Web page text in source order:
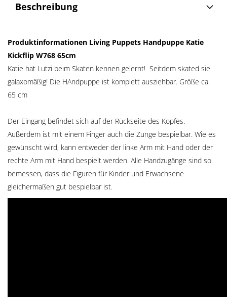
Beschreibung
Produktinformationen Living Puppets Handpuppe Katie
Kickflip W768 65cm
Katie hat Lutzi beim Skaten kennen gelernt! Seitdem skated sie
galaxomäßig! Die HAndpuppe ist komplett ausziehbar. Größe ca.
65 cm
Der Eingang befindet sich auf der Rückseite des Kopfes.
Außerdem ist mit einem Finger auch die Zunge bespielbar. Wie es
gewünscht wird, kann entweder der linke Arm mit Hand oder der
rechte Arm mit Hand bespielt werden. Alle Handzugänge sind so
bemessen, dass die Figuren für Kinder und Erwachsene
gleichermaßen gut bespielbar ist.